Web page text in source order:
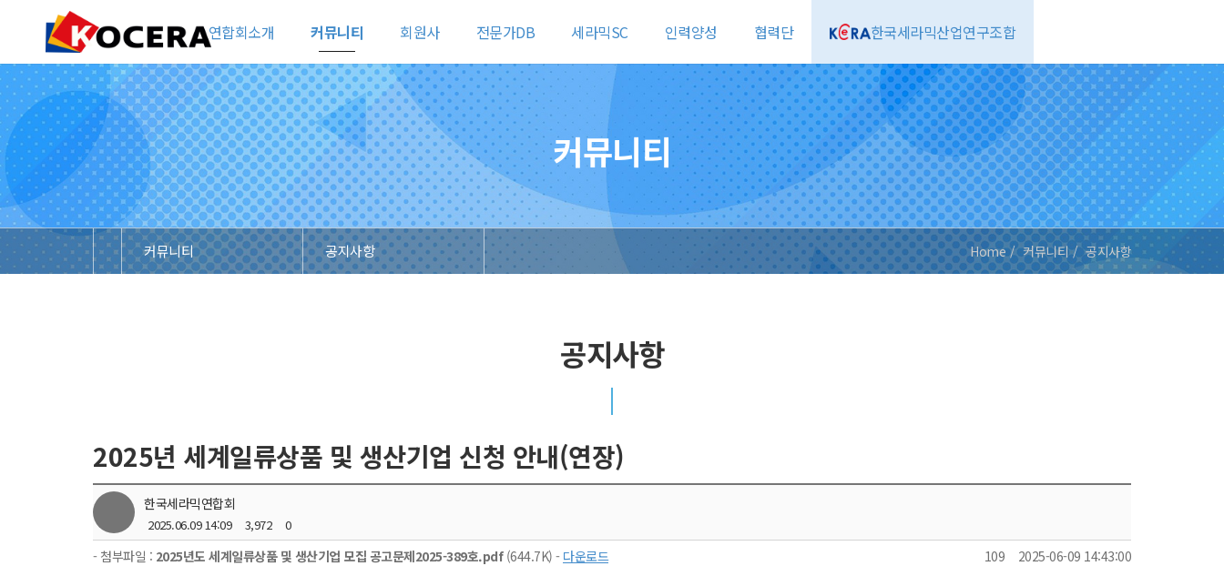
연합회소개 커뮤니티 회원사 전문가DB 세라믹SC 인력양성 협력단 한국세라믹산업연구조합
커뮤니티
커뮤니티 공지사항 Home 커뮤니티 공지사항
공지사항
2025년 세계일류상품 및 생산기업 신청 안내(연장)
한국세라믹연합회
2025.06.09 14:09 3,972 0
- 첨부파일 : 2025년도 세계일류상품 및 생산기업 모집 공고문제2025-389호.pdf(644.7K) - 다운로드 109
2025-06-09 14:43:00